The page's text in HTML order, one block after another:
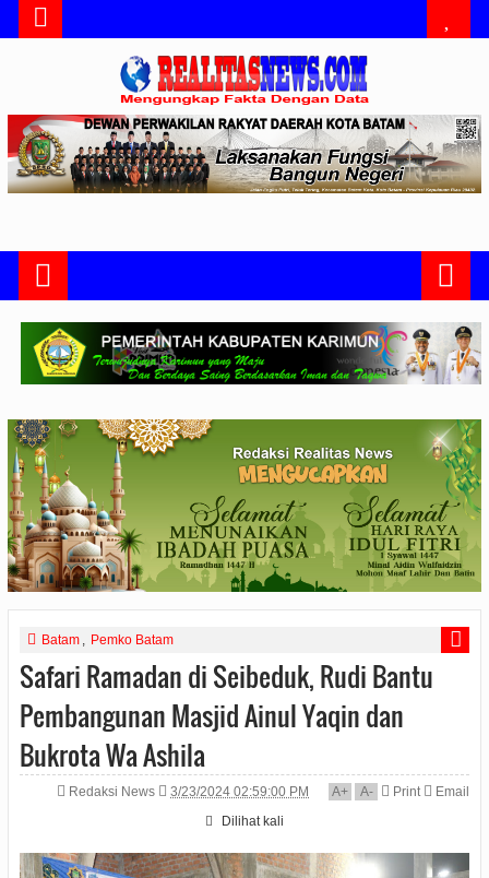
Batam Pemko Batam
Safari Ramadan di Seibeduk, Rudi Bantu
Pembangunan Masjid Ainul Yaqin dan
Bukrota Wa Ashila
Redaksi News 3/23/2024 02:59:00 PM A+ A- Print
Email
Dilihat kali